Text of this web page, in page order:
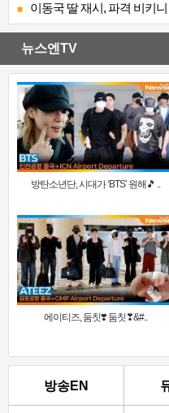
이동국 딸 재시, 파격 비키
뉴스엔TV
방탄소년단, 시대가 ‘BTS’ 원해🎵 ..
에이티즈, 둠칫❣️ 둠칫❣&#..
방송EN